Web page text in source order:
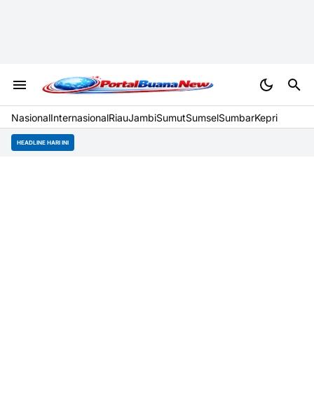
NasionalInternasionalRiauJambiSumutSumselSumbarKepri
HEADLINE HARI INI